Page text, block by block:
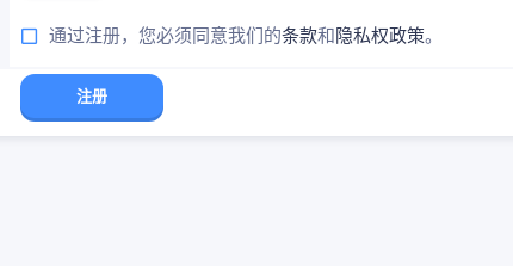
通过注册，您必须同意我们的条款和隐私权政策。
注册